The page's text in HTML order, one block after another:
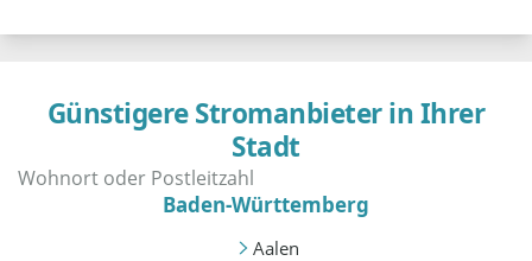
Günstigere Stromanbieter in Ihrer
Stadt
Baden-Württemberg
Aalen